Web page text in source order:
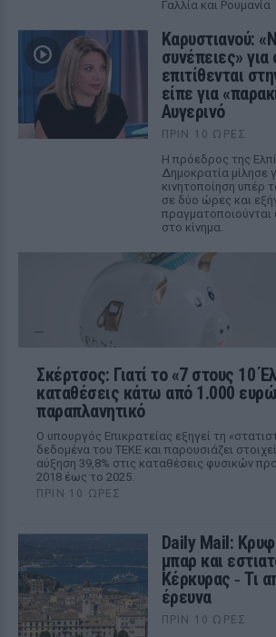
Γαλλία και Ρουμανία
Καρυστιανού:
συνέπειες» για
επιτίθενται
είπε για
Αυγερινό
ΠΡΙΝ 10 ΏΡΕΣ
Η πρόεδρος της
Δημοκρατία μίλησε
κινητοποίηση υπέρ
σε δύο ώρες και
πραγματοποιούνται
στο κίνημα.
Σκέρτσος: Γιατί το «7 στους 10
καταθέσεις κάτω από 1.000
παραπλανητικό
Ο υπουργός Επικρατείας εξηγεί τη
δεδομένα του ΤΕΚΕ και παρουσιάζει
αύξηση 39,8% στις καταθέσεις φυσικών
2018 έως το 2025.
ΠΡΙΝ 10 ΏΡΕΣ
Daily Mail:
μπαρ και
Κέρκυρας ‑ Τι
έρευνα
ΠΡΙΝ 10 ΏΡΕΣ